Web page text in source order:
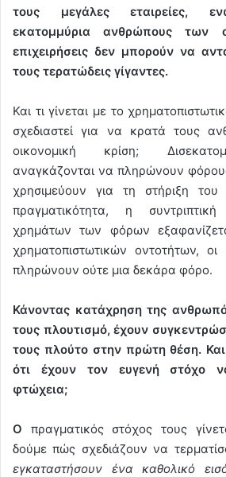
τους μεγάλες εταιρείες,
εκατομμύρια ανθρώπους των
επιχειρήσεις δεν μπορούν να
τους τερατώδεις γίγαντες.
Και τι γίνεται με το
σχεδιαστεί για να κρατά τους
οικονομική κρίση;
αναγκάζονται να πληρώνουν
χρησιμεύουν για τη στήριξη
πραγματικότητα, η
χρημάτων των φόρων
χρηματοπιστωτικών οντοτήτων, οι
πληρώνουν ούτε μια δεκάρα φόρο.
Κάνοντας κατάχρηση της
τους πλουτισμό, έχουν
τους πλούτο στην πρώτη θέση. Και
ότι έχουν τον ευγενή στόχο
φτώχεια;
Ο πραγματικός στόχος τους
δούμε πώς σχεδιάζουν να
εγκαταστήσουν ένα καθολικό